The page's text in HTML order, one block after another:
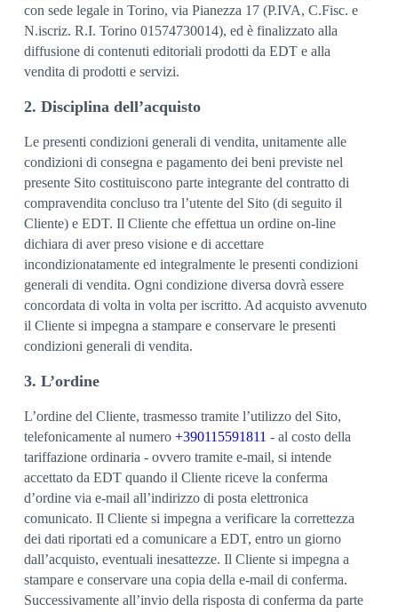
con sede legale in Torino, via Pianezza 17 (P.IVA, C.Fisc. e
N.iscriz. R.I. Torino 01574730014), ed è finalizzato alla
diffusione di contenuti editoriali prodotti da EDT e alla
vendita di prodotti e servizi.
2. Disciplina dell’acquisto
Le presenti condizioni generali di vendita, unitamente alle
condizioni di consegna e pagamento dei beni previste nel
presente Sito costituiscono parte integrante del contratto di
compravendita concluso tra l’utente del Sito (di seguito il
Cliente) e EDT. Il Cliente che effettua un ordine on-line
dichiara di aver preso visione e di accettare
incondizionatamente ed integralmente le presenti condizioni
generali di vendita. Ogni condizione diversa dovrà essere
concordata di volta in volta per iscritto. Ad acquisto avvenuto
il Cliente si impegna a stampare e conservare le presenti
condizioni generali di vendita.
3. L’ordine
L’ordine del Cliente, trasmesso tramite l’utilizzo del Sito,
telefonicamente al numero+390115591811 - al costo della
tariffazione ordinaria - ovvero tramite e-mail, si intende
accettato da EDT quando il Cliente riceve la conferma
d’ordine via e-mail all’indirizzo di posta elettronica
comunicato. Il Cliente si impegna a verificare la correttezza
dei dati riportati ed a comunicare a EDT, entro un giorno
dall’acquisto, eventuali inesattezze. Il Cliente si impegna a
stampare e conservare una copia della e-mail di conferma.
Successivamente all’invio della risposta di conferma da parte